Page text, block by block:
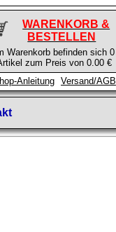
WARENKORB &
BESTELLEN
Warenkorb befinden sich 0
zum Preis von 0.00 €
Anleitung
Versand/AGB